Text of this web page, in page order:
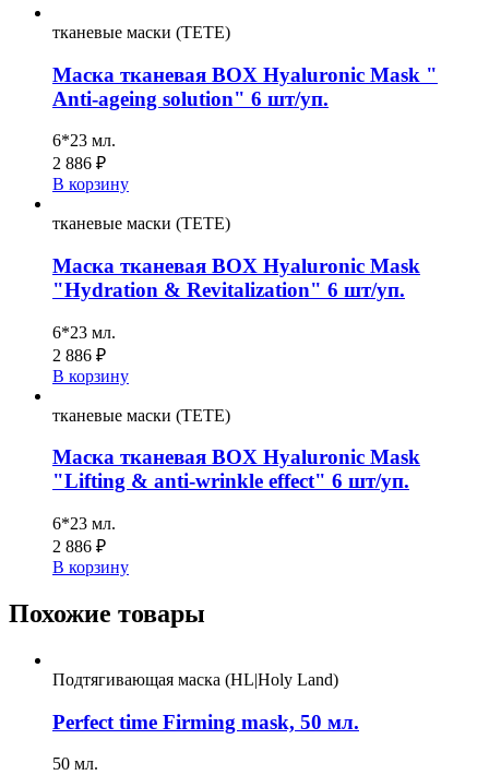
тканевые маски (TETE)
Маска тканевая BOX Hyaluronic Mask "
Anti-ageing solution" 6 шт/уп.
6*23 мл.
2 886 ₽
В корзину
тканевые маски (TETE)
Маска тканевая BOX Hyaluronic Mask
"Hydration & Revitalization" 6 шт/уп.
6*23 мл.
2 886 ₽
В корзину
тканевые маски (TETE)
Маска тканевая BOX Hyaluronic Mask
"Lifting & anti-wrinkle effect" 6 шт/уп.
6*23 мл.
2 886 ₽
В корзину
Похожие товары
Подтягивающая маска (HL|Holy Land)
Perfect time Firming mask, 50 мл.
50 мл.